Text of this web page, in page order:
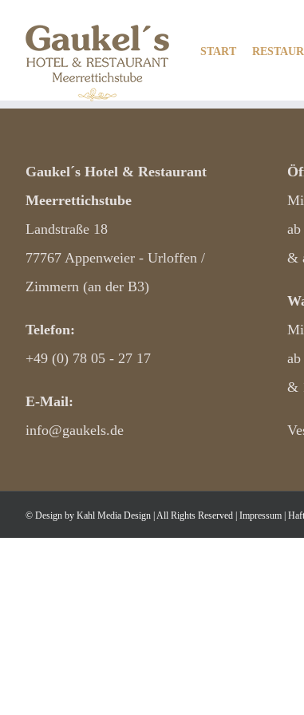
Inhalt
springen
START
Gaukel´s Hotel & Restaurant
Meerrettichstube
Landstraße 18
77767 Appenweier - Urloffen /
Zimmern (an der B3)
Telefon:
+49 (0) 78 05 - 27 17
E-Mail:
info@gaukels.de
&
&
© Design by Kahl Media Design All Rights Reserved Impressum